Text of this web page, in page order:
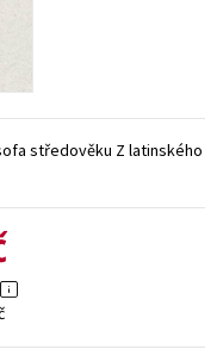
středověku Z latinského